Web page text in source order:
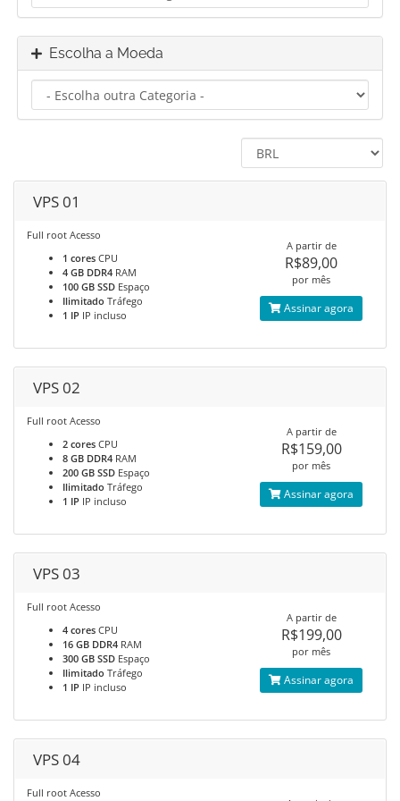
Escolha a Moeda
VPS 01
Full root Acesso
1 cores CPU
4 GB DDR4 RAM
100 GB SSD Espaço
Ilimitado Tráfego
1 IP IP incluso
A partir de
R$89,00
por mês
Assinar agora
VPS 02
Full root Acesso
2 cores CPU
8 GB DDR4 RAM
200 GB SSD Espaço
Ilimitado Tráfego
1 IP IP incluso
A partir de
R$159,00
por mês
Assinar agora
VPS 03
Full root Acesso
4 cores CPU
16 GB DDR4 RAM
300 GB SSD Espaço
Ilimitado Tráfego
1 IP IP incluso
A partir de
R$199,00
por mês
Assinar agora
VPS 04
Full root Acesso